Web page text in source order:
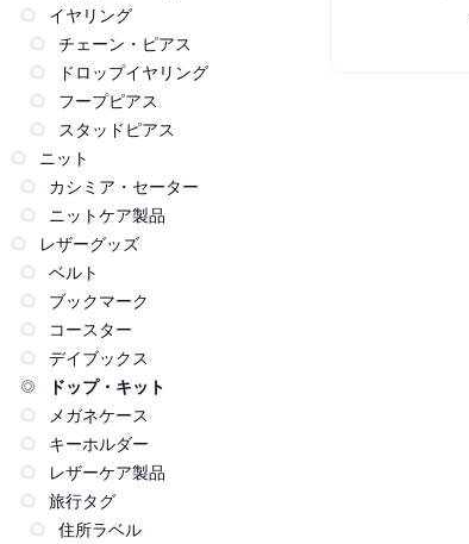
イヤリング
チェーン・ピアス
ドロップイヤリング
フープピアス
スタッドピアス
ニット
カシミア・セーター
ニットケア製品
レザーグッズ
ベルト
ブックマーク
コースター
デイブックス
ドップ・キット
メガネケース
キーホルダー
レザーケア製品
旅行タグ
住所ラベル